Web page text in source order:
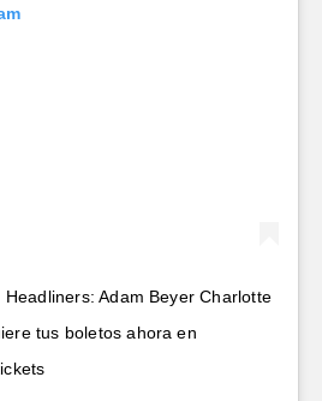
Adam Beyer Charlotte
tus boletos ahora en